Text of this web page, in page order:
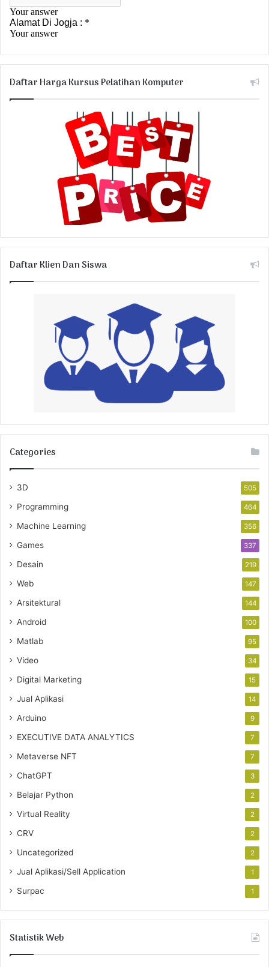
Daftar Harga Kursus Pelatihan Komputer
Daftar Klien Dan Siswa
Categories
3D 505
Programming 464
Machine Learning 356
Games 337
Desain 219
Web 147
Arsitektural 144
Android 100
Matlab 95
Video 34
Digital Marketing 15
Jual Aplikasi 14
Arduino 9
EXECUTIVE DATA ANALYTICS 7
Metaverse NFT 7
ChatGPT 3
Belajar Python 2
Virtual Reality 2
CRV 2
Uncategorized 2
Jual Aplikasi/Sell Application 1
Surpac 1
Statistik Web